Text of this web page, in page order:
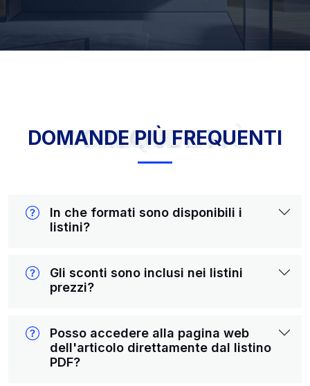
DOMANDE PIÙ FREQUENTI
DOMANDE PIÙ FREQUENTI
In che formati sono disponibili i
listini?
Gli sconti sono inclusi nei listini
prezzi?
Posso accedere alla pagina web
dell'articolo direttamente dal listino
PDF?